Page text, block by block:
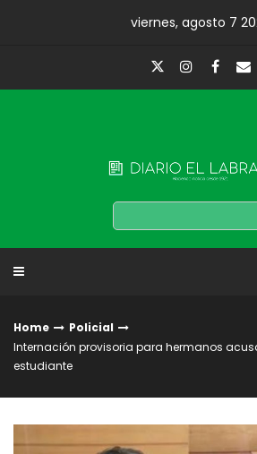
viernes, agosto 7
Home
Policial
Internación provisoria para hermanos
estudiante